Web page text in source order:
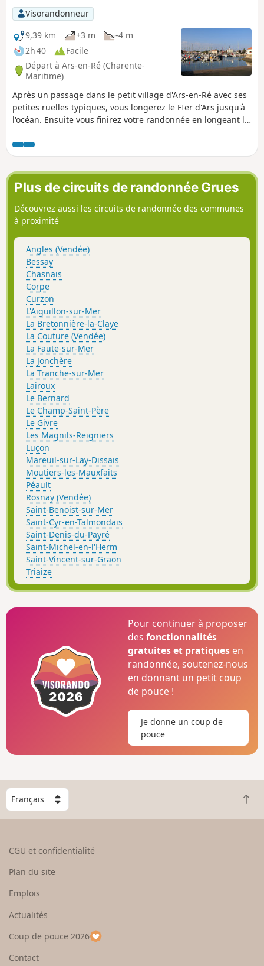
Visorandonneur
9,39 km
+3 m
-4 m
2h 40
Facile
Départ à Ars-en-Ré (Charente-
Maritime)
Après un passage dans le petit village d'Ars-en-Ré avec ses
petites ruelles typiques, vous longerez le FIer d'Ars jusqu'à
l'océan. Ensuite vous finirez votre randonnée en longeant la
Plus de circuits de randonnée Grues
Découvrez aussi les circuits de randonnée des communes
à proximité
Angles (Vendée)
Bessay
Chasnais
Corpe
Curzon
L'Aiguillon-sur-Mer
La Bretonnière-la-Claye
La Couture (Vendée)
La Faute-sur-Mer
La Jonchère
La Tranche-sur-Mer
Lairoux
Le Bernard
Le Champ-Saint-Père
Le Givre
Les Magnils-Reigniers
Luçon
Mareuil-sur-Lay-Dissais
Moutiers-les-Mauxfaits
Péault
Rosnay (Vendée)
Saint-Benoist-sur-Mer
Saint-Cyr-en-Talmondais
Saint-Denis-du-Payré
Saint-Michel-en-l'Herm
Saint-Vincent-sur-Graon
Triaize
Pour continuer à proposer
desfonctionnalités
gratuites et pratiques en
randonnée, soutenez-nous
en donnant un petit coup
de pouce !
Je donne un coup de
pouce
C
h
o
e
u
p
a
R
e
CGU et confidentialité
Plan du site
Emplois
Actualités
Coup de pouce 2026
Contact